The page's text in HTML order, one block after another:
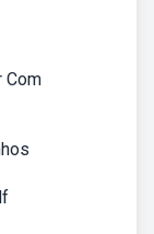
Com